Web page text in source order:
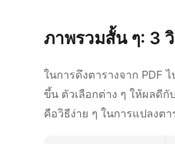
ภาพรวมสั้น ๆ: 3
ในการดึงตารางจาก PDF
ขึ้น ตัวเลือกต่าง ๆ ให้ผลดี
คือวิธีง่าย ๆ ในการแปลงต